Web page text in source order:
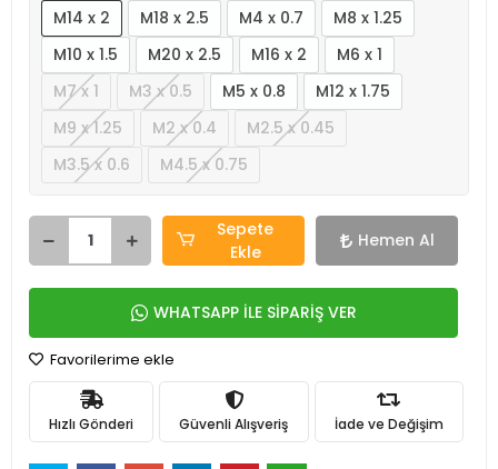
M14 x 2
M18 x 2.5 M4 x 0.7
M8 x 1.25
M10 x 1.5
M20 x 2.5 M16 x 2
M6 x 1
M7 x 1
M3 x 0.5 M5 x 0.8
M12 x 1.75
M9 x 1.25
M2 x 0.4
M2.5 x 0.45
M3.5 x 0.6
M4.5 x 0.75
Sepete
Ekle
Hemen Al
WHATSAPP İLE SİPARİŞ VER
Favorilerime ekle
Hızlı Gönderi Güvenli Alışveriş İade ve Değişim